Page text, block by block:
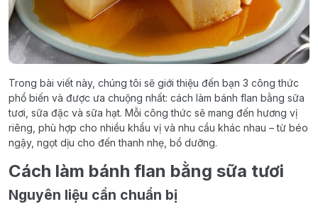
Trong bài viết này, chúng tôi sẽ giới thiệu đến bạn 3 công thức
phổ biến và được ưa chuộng nhất: cách làm bánh flan bằng sữa
tươi, sữa đặc và sữa hạt. Mỗi công thức sẽ mang đến hương vị
riêng, phù hợp cho nhiều khẩu vị và nhu cầu khác nhau – từ béo
ngậy, ngọt dịu cho đến thanh nhẹ, bổ dưỡng.
Cách làm bánh flan bằng sữa tươi
Nguyên liệu cần chuẩn bị